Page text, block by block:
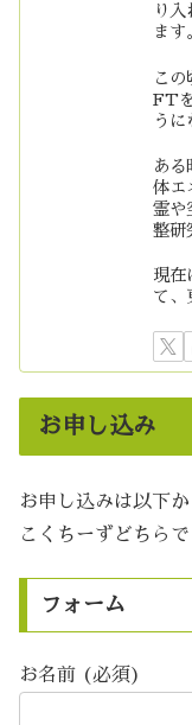
り
ます
こ
FT
うに
ある
体エ
霊や
整研
現在
て、
お申し込み
お申し込みは以下
こくちーずどちらで
フォーム
お名前 (必須)